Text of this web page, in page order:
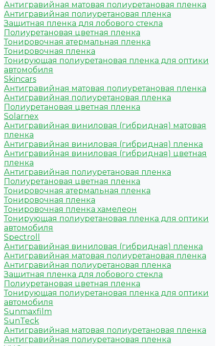
Антигравийная матовая полиуретановая пленка
Антигравийная полиуретановая пленка
Защитная пленка для лобового стекла
Полиуретановая цветная пленка
Тонировочная атермальная пленка
Тонировочная пленка
Тонирующая полиуретановая пленка для оптики
автомобиля
Skincars
Антигравийная матовая полиуретановая пленка
Антигравийная полиуретановая пленка
Полиуретановая цветная пленка
Solarnex
Антигравийная виниловая (гибридная) матовая
пленка
Антигравийная виниловая (гибридная) пленка
Антигравийная виниловая (гибридная) цветная
пленка
Антигравийная полиуретановая пленка
Полиуретановая цветная пленка
Тонировочная атермальная пленка
Тонировочная пленка
Тонировочная пленка хамелеон
Тонирующая полиуретановая пленка для оптики
автомобиля
Spectroll
Антигравийная виниловая (гибридная) пленка
Антигравийная матовая полиуретановая пленка
Антигравийная полиуретановая пленка
Защитная пленка для лобового стекла
Полиуретановая цветная пленка
Тонирующая полиуретановая пленка для оптики
автомобиля
Sunmaxfilm
SunTeck
Антигравийная матовая полиуретановая пленка
Антигравийная полиуретановая пленка